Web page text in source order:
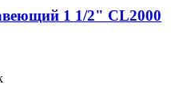
1 1/2" CL2000